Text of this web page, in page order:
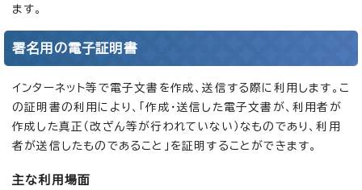
ます。
署名用の電子証明書
インターネット等で電子文書を作成、送信する際に利用します。こ
の証明書の利用により、「作成・送信した電子文書が、利用者が
作成した真正（改ざん等が行われていない）なものであり、利用
者が送信したものであること」を証明することができます。
主な利用場面